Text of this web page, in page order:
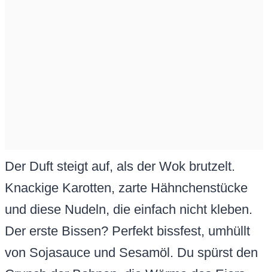
Der Duft steigt auf, als der Wok brutzelt.
Knackige Karotten, zarte Hähnchenstücke
und diese Nudeln, die einfach nicht kleben.
Der erste Bissen? Perfekt bissfest, umhüllt
von Sojasauce und Sesamöl. Du spürst den